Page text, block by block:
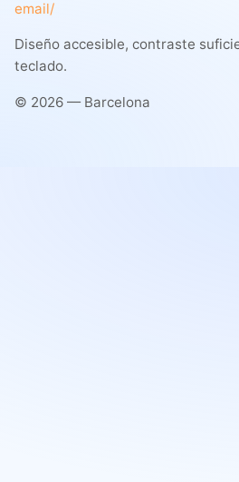
email/
Diseño accesible, contraste
teclado.
© 2026 — Barcelona